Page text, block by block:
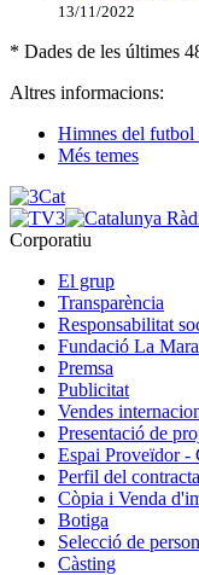
13/11/2022
* Dades de les últimes
Altres informacions:
Himnes del futbol
Més temes
Corporatiu
El grup
Transparència
Responsabilitat
Fundació La
Premsa
Publicitat
Vendes
Presentació de
Espai Proveïdor -
Perfil del
Còpia i Venda
Botiga
Selecció de
Càsting